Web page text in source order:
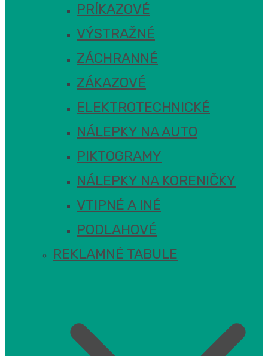
PRÍKAZOVÉ
VÝSTRAŽNÉ
ZÁCHRANNÉ
ZÁKAZOVÉ
ELEKTROTECHNICKÉ
NÁLEPKY NA AUTO
PIKTOGRAMY
NÁLEPKY NA KORENIČKY
VTIPNÉ A INÉ
PODLAHOVÉ
REKLAMNÉ TABULE